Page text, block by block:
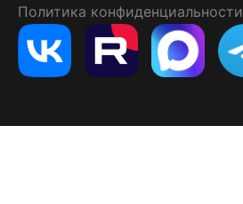
Политика конфиденциальности